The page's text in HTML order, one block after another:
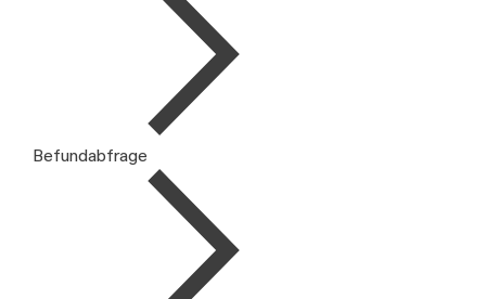
Befundabfrage